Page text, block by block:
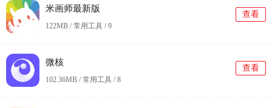
米画师最新版
122MB / 常用工具 /9
查看
微核
102.36MB / 常用工具 /8
查看